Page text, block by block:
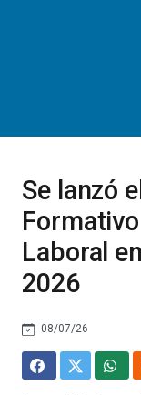
Se lanzó
Laboral
2026
08/07/26